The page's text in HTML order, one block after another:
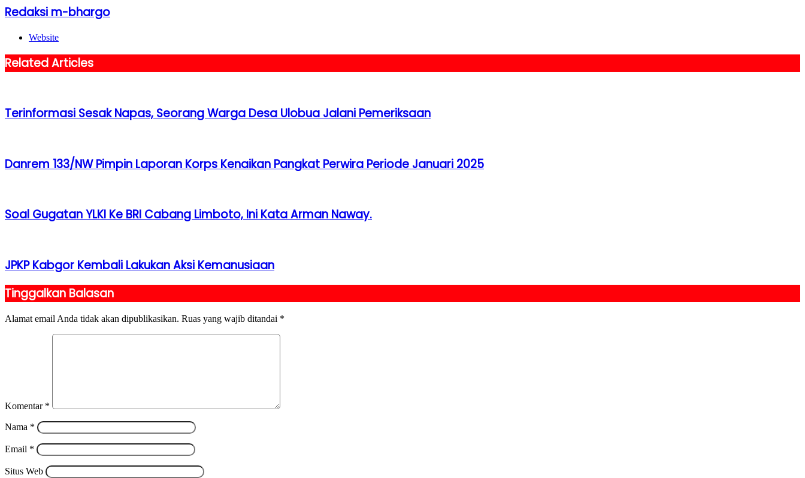
Redaksi m-bhargo
Website
Related Articles
Terinformasi Sesak Napas, Seorang Warga Desa Ulobua Jalani Pemeriksaan
Danrem 133/NW Pimpin Laporan Korps Kenaikan Pangkat Perwira Periode Januari 2025
Soal Gugatan YLKI Ke BRI Cabang Limboto, Ini Kata Arman Naway.
JPKP Kabgor Kembali Lakukan Aksi Kemanusiaan
Tinggalkan Balasan
Alamat email Anda tidak akan dipublikasikan. Ruas yang wajib ditandai *
Komentar *
Nama *
Email *
Situs Web